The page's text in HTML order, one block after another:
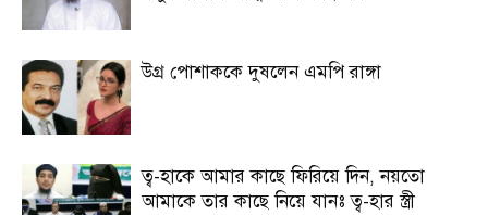
উগ্র পোশাককে দুষলেন এমপি রাঙ্গা
ত্ব-হাকে আমার কাছে ফিরিয়ে দিন, নয়তো
আমাকে তার কাছে নিয়ে যানঃ ত্ব-হার স্ত্রী